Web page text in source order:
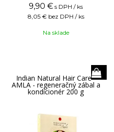
9,90 € s DPH / ks
8,05 € bez DPH / ks
Na sklade
Indian Natural Hair Care -
AMLA - regeneračný zábal a
kondicionér 200 g